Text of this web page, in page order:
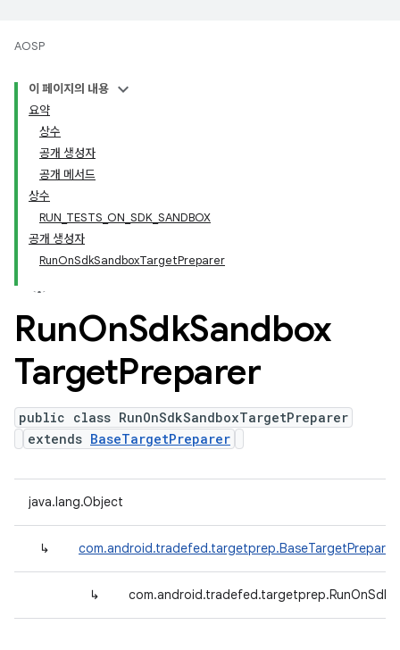
AOSP
이 페이지의 내용
요약
상수
공개 생성자
공개 메서드
상수
RUN_TESTS_ON_SDK_SANDBOX
공개 생성자
RunOnSdkSandboxTargetPreparer
RunOnSdkSandbox
TargetPreparer
public class RunOnSdkSandboxTargetPreparer
extends BaseTargetPreparer
java.lang.Object
↳ com.android.tradefed.targetprep.BaseTargetPreparer
↳